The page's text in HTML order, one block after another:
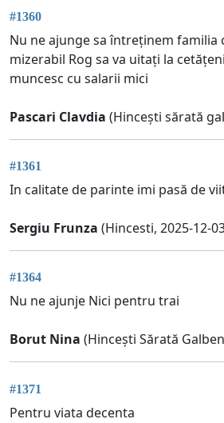
#1360
Nu ne ajunge sa întreținem familia
mizerabil Rog sa va uitați la
muncesc cu salarii mici
Pascari Clavdia (Hincești sărată
#1361
In calitate de parinte imi pasă de
Sergiu Frunza (Hincesti, 2025-12-
#1364
Nu ne ajunje Nici pentru trai
Borut Nina (Hincești Sărată
#1371
Pentru viata decenta